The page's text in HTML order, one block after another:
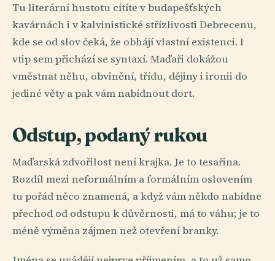
Tu literární hustotu cítíte v budapešťských
kavárnách i v kalvinistické střízlivosti Debrecenu,
kde se od slov čeká, že obhájí vlastní existenci. I
vtip sem přichází se syntaxí. Maďaři dokážou
vměstnat něhu, obvinění, třídu, dějiny i ironii do
jediné věty a pak vám nabídnout dort.
Odstup, podaný rukou
Maďarská zdvořilost není krajka. Je to tesařina.
Rozdíl mezi neformálním a formálním oslovením
tu pořád něco znamená, a když vám někdo nabídne
přechod od odstupu k důvěrnosti, má to váhu; je to
méně výměna zájmen než otevření branky.